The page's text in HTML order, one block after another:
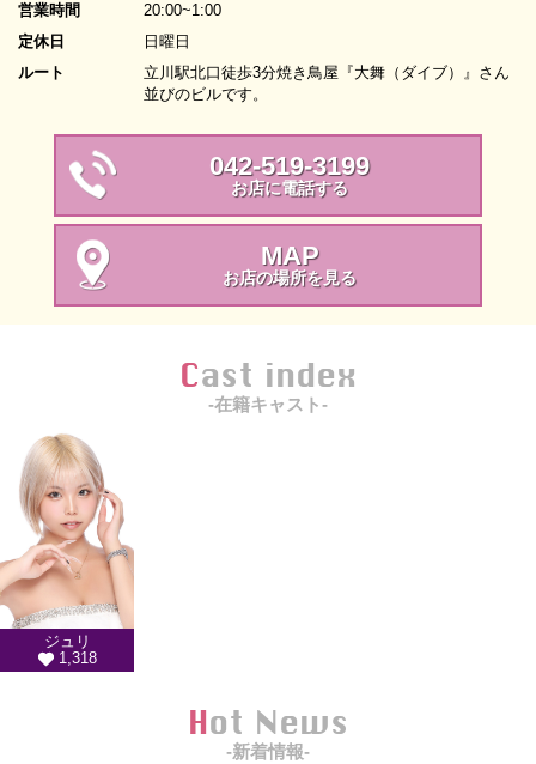
営業時間
20:00~1:00
定休日
日曜日
ルート
立川駅北口徒歩3分焼き鳥屋『大舞（ダイブ）』さん
並びのビルです。
042-519-3199
お店に電話する
MAP
お店の場所を見る
Cast index
-在籍キャスト-
ジュリ
1,318
Hot News
-新着情報-